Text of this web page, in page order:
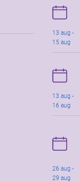
13 aug -
15 aug
13 aug -
16 aug
26 aug -
29 aug